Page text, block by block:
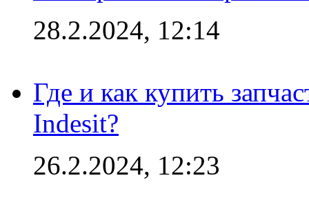
28.2.2024, 12:14
Где и как купить
Indesit?
26.2.2024, 12:23